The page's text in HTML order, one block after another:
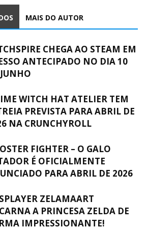
MAIS DO AUTOR
CHEGA AO STEAM EM
ANTECIPADO NO DIA 10
WITCH HAT ATELIER TEM
PREVISTA PARA ABRIL DE
NA CRUNCHYROLL
FIGHTER – O GALO
É OFICIALMENTE
PARA ABRIL DE 2026
ZELAMAART
A PRINCESA ZELDA DE
IMPRESSIONANTE!